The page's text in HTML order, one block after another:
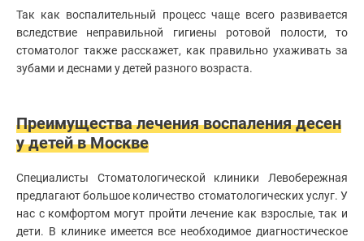
Так как воспалительный процесс чаще всего развивается
вследствие неправильной гигиены ротовой полости, то
стоматолог также расскажет, как правильно ухаживать за
зубами и деснами у детей разного возраста.
Преимущества лечения воспаления десен
у детей в Москве
Специалисты Стоматологической клиники Левобережная
предлагают большое количество стоматологических услуг. У
нас с комфортом могут пройти лечение как взрослые, так и
дети. В клинике имеется все необходимое диагностическое